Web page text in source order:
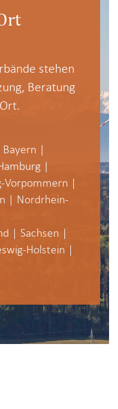
stehen
Beratung
Bayern |
|
Vorpommern |
| Nordrhein-
| Sachsen |
Holstein |